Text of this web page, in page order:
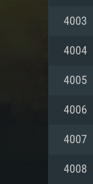
4003
4004
4005
4006
4007
4008